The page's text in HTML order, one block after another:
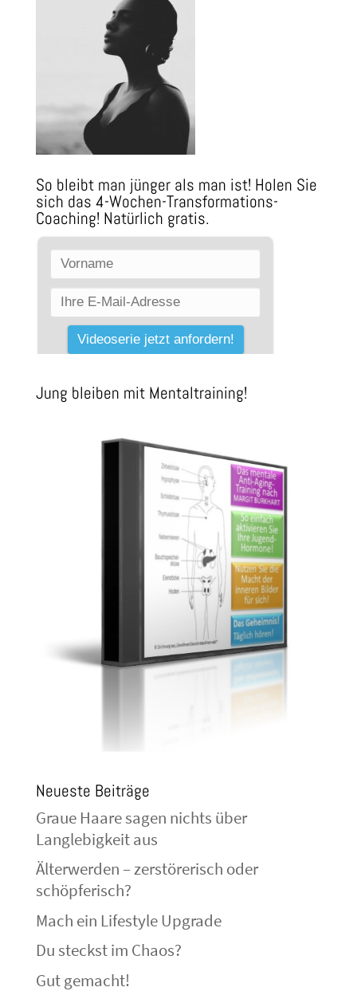
So bleibt man jünger als man ist! Holen Sie
sich das 4-Wochen-Transformations-
Coaching! Natürlich gratis.
Jung bleiben mit Mentaltraining!
Neueste Beiträge
Graue Haare sagen nichts über
Langlebigkeit aus
Älterwerden – zerstörerisch oder
schöpferisch?
Mach ein Lifestyle Upgrade
Du steckst im Chaos?
Gut gemacht!